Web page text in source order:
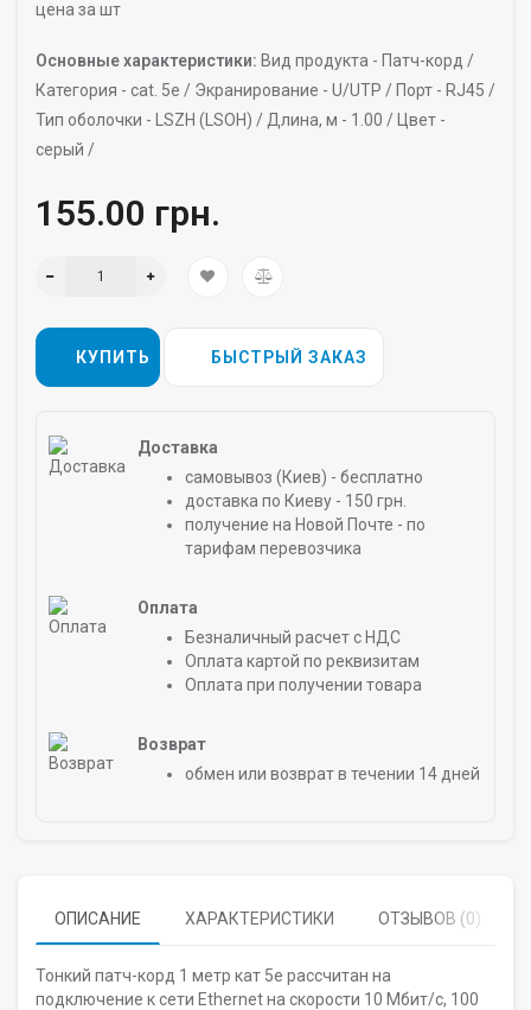
цена за шт
Основные характеристики: Вид продукта - Патч-корд /
Категория - cat. 5e / Экранирование - U/UTP / Порт - RJ45 /
Тип оболочки - LSZH (LSOH) / Длина, м - 1.00 / Цвет -
серый /
155.00 грн.
КУПИТЬ БЫСТРЫЙ ЗАКАЗ
Доставка
самовывоз (Киев) - бесплатно
доставка по Киеву - 150 грн.
получение на Новой Почте - по
тарифам перевозчика
Оплата
Безналичный расчет с НДС
Оплата картой по реквизитам
Оплата при получении товара
Возврат
обмен или возврат в течении 14 дней
ОПИСАНИЕ ХАРАКТЕРИСТИКИ ОТЗЫВОВ (0)
Тонкий патч-корд 1 метр кат 5е рассчитан на
подключение к сети Ethernet на скорости 10 Мбит/с, 100